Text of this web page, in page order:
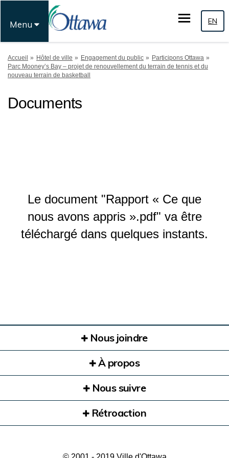
Menu EN
Vous êtes ici:
Accueil Hôtel de ville Engagement du public
Participons Ottawa
Parc Mooney’s Bay – projet de renouvellement du terrain de tennis et du
nouveau terrain de basketball
Documents
Le document "Rapport « Ce que
nous avons appris ».pdf" va être
téléchargé dans quelques instants.
Nous joindre
À propos
Nous suivre
Rétroaction